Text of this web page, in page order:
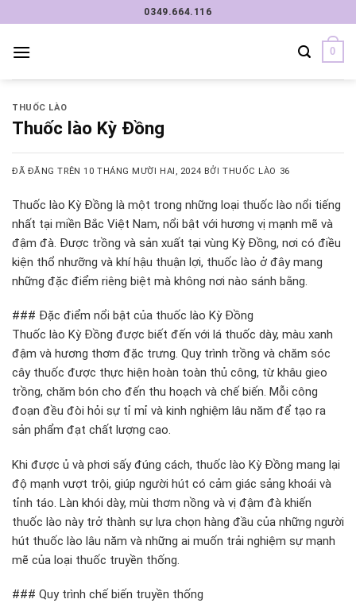
đến
nội
0349.664.116
0
THUỐC LÀO
Thuốc lào Kỳ Đồng
ĐÃ ĐĂNG TRÊN10 THÁNG MƯỜI HAI, 2024 BỞI THUỐC LÀO 36
Thuốc lào Kỳ Đồng là một trong những loại thuốc lào nổi tiếng
nhất tại miền Bắc Việt Nam, nổi bật với hương vị mạnh mẽ và
đậm đà. Được trồng và sản xuất tại vùng Kỳ Đồng, nơi có điều
kiện thổ nhưỡng và khí hậu thuận lợi, thuốc lào ở đây mang
những đặc điểm riêng biệt mà không nơi nào sánh bằng.
### Đặc điểm nổi bật của thuốc lào Kỳ Đồng
Thuốc lào Kỳ Đồng được biết đến với lá thuốc dày, màu xanh
đậm và hương thơm đặc trưng. Quy trình trồng và chăm sóc
cây thuốc được thực hiện hoàn toàn thủ công, từ khâu gieo
trồng, chăm bón cho đến thu hoạch và chế biến. Mỗi công
đoạn đều đòi hỏi sự tỉ mỉ và kinh nghiệm lâu năm để tạo ra
sản phẩm đạt chất lượng cao.
Khi được ủ và phơi sấy đúng cách, thuốc lào Kỳ Đồng mang lại
độ mạnh vượt trội, giúp người hút có cảm giác sảng khoái và
tỉnh táo. Làn khói dày, mùi thơm nồng và vị đậm đà khiến
thuốc lào này trở thành sự lựa chọn hàng đầu của những người
hút thuốc lào lâu năm và những ai muốn trải nghiệm sự mạnh
mẽ của loại thuốc truyền thống.
### Quy trình chế biến truyền thống